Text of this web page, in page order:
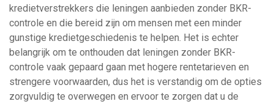
kredietverstrekkers die leningen aanbieden zonder BKR-
controle en die bereid zijn om mensen met een minder
gunstige kredietgeschiedenis te helpen. Het is echter
belangrijk om te onthouden dat leningen zonder BKR-
controle vaak gepaard gaan met hogere rentetarieven en
strengere voorwaarden, dus het is verstandig om de opties
zorgvuldig te overwegen en ervoor te zorgen dat u de